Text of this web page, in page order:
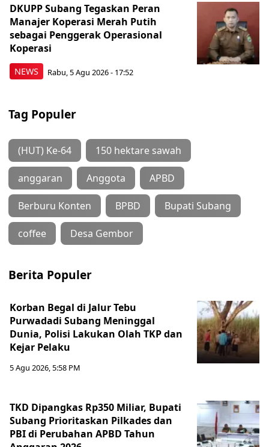
NEWS
DKUPP Subang Tegaskan Peran
Manajer Koperasi Merah Putih
sebagai Penggerak Operasional
Koperasi
Rabu, 5 Agu 2026 - 17:52
Tag Populer
(HUT) Ke-64 150 hektare sawah
anggaran Anggota APBD
Berburu Konten BPBD Bupati Subang
coffee Desa Gembor
Berita Populer
Korban Begal di Jalur Tebu
Purwadadi Subang Meninggal
Dunia, Polisi Lakukan Olah TKP dan
Kejar Pelaku
5 Agu 2026, 5:58 PM
TKD Dipangkas Rp350 Miliar, Bupati
Subang Prioritaskan Pilkades dan
PBI di Perubahan APBD Tahun